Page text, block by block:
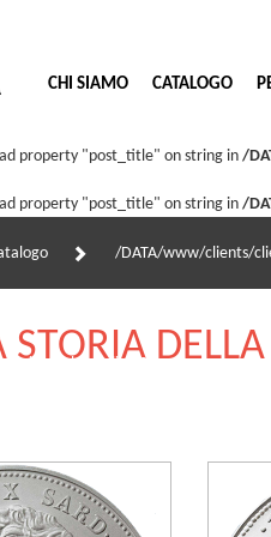
CHI SIAMO
CATALOGO
property "post_title" on string in /
property "post_title" on string in /
/DATA/www/clients/
on line 25
STORIA